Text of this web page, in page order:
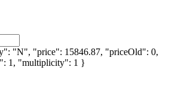
"N", "price": 15846.87, "priceOld": 0,
1, "multiplicity": 1 }